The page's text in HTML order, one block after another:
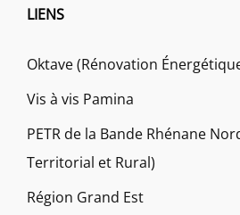
LIENS
Oktave (Rénovation
Vis à vis Pamina
PETR de la Bande Rhénane
Territorial et Rural)
Région Grand Est